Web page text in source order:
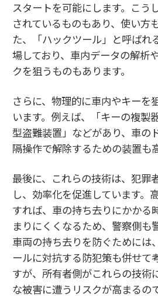
スタートを可能にします。こう
されているものもあり、使い方
た、「ハックツール」と呼ばれ
場しており、車内データの解析
クを狙うものもあります。
さらに、物理的に車内やキーを
います。例えば、「キーの複製
型盗難装置」などがあり、車の
隔操作で解除するための装置も
最後に、これらの技術は、犯罪
し、効率化を促進しています。
すれば、車の持ち去りにかかる
まりにくくなるため、警察側も
車両の持ち去りを防ぐためには
ールに対抗する防犯策も併せて
すが、所有者側がこれらの技術
な被害に遭うリスクが高まるので